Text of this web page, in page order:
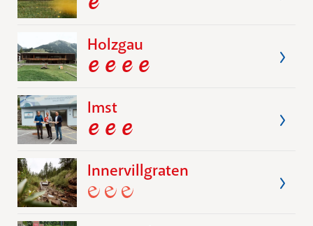
Holzgau
Imst
Innervillgraten